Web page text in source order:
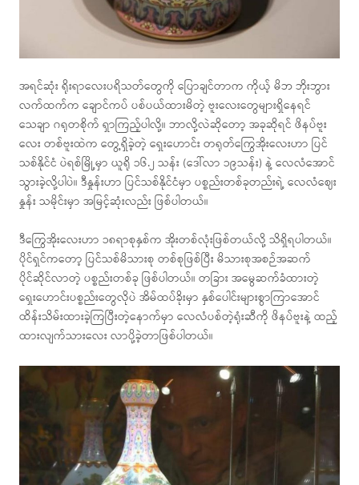
အရင်ဆုံး ရိုးရာလေးပရိသတ်တွေကို ပြောချင်တာက ကိုယ့် မိဘ ဘိုးဘွား
လက်ထက်က ချောင်ကပ် ပစ်ပယ်ထားမိတဲ့ ဗူးလေးတွေများရှိနေရင်
သေချာ ဂရုတစိုက် ရှာကြည့်ပါလို့။ ဘာလို့လဲဆိုတော့ အခုဆိုရင် ဖိနပ်ဗူး
လေး တစ်ဗူးထဲက တွေ့ရှိခဲ့တဲ့ ရှေးဟောင်း တရုတ်ကြွေအိုးလေးဟာ ပြင်
သစ်နိုင်ငံ ပဲရစ်မြို့မှာ ယူရို ၁၆.၂ သန်း (ဒေါ်လာ ၁၉သန်း) နဲ့ လေလံအောင်
သွားခဲ့လို့ပါပဲ။ ဒီနှုန်းဟာ ပြင်သစ်နိုင်ငံမှာ ပစ္စည်းတစ်ခုတည်းရဲ့ လေလံဈေး
နှုန်း သမိုင်းမှာ အမြင့်ဆုံးလည်း ဖြစ်ပါတယ်။
ဒီကြွေအိုးလေးဟာ ၁၈ရာစုနှစ်က အိုးတစ်လုံးဖြစ်တယ်လို့ သိရှိရပါတယ်။
ပိုင်ရှင်ကတော့ ပြင်သစ်မိသားစု တစ်စုဖြစ်ပြီး မိသားစုအစဉ်အဆက်
ပိုင်ဆိုင်လာတဲ့ ပစ္စည်းတစ်ခု ဖြစ်ပါတယ်။ တခြား အမွေဆက်ခံထားတဲ့
ရှေးဟောင်းပစ္စည်းတွေလိုပဲ အိမ်ထပ်ခိုးမှာ နှစ်ပေါင်းများစွာကြာအောင်
ထိန်းသိမ်းထားခဲ့ကြပြီးတဲ့နောက်မှာ လေလံပစ်တဲ့ရုံးဆီကို ဖိနပ်ဗူးနဲ့ ထည့်
ထားလျက်သားလေး လာပို့ခဲ့တာဖြစ်ပါတယ်။